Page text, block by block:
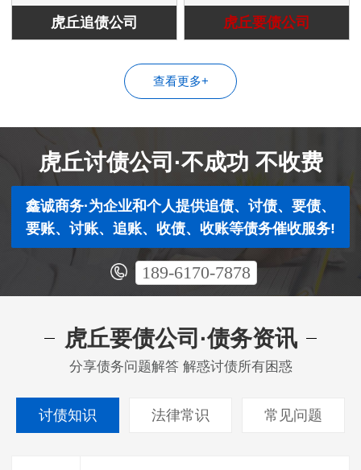
虎丘追债公司 虎丘要债公司
查看更多+
虎丘讨债公司·不成功 不收费
鑫诚商务·为企业和个人提供追债、讨债、要债、
要账、讨账、追账、收债、收账等债务催收服务!
189-6170-7878
虎丘要债公司·债务资讯
分享债务问题解答 解惑讨债所有困惑
讨债知识 法律常识 常见问题